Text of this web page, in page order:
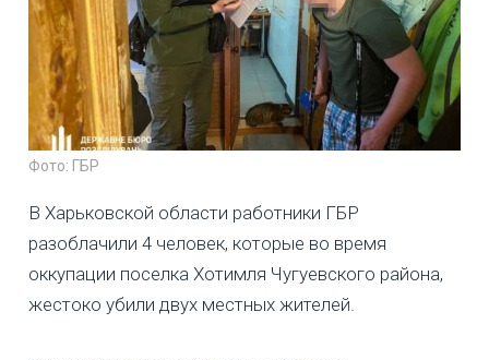
Фото: ГБР
В Харьковской области работники ГБР
разоблачили 4 человек, которые во время
оккупации поселка Хотимля Чугуевского района,
жестоко убили двух местных жителей.